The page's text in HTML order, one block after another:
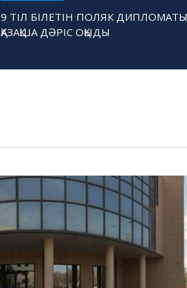
9 ТІЛ БІЛЕТІН ПОЛЯК ДИПЛОМАТЫ
ҚАЗАҚША ДӘРІС ОҚЫДЫ